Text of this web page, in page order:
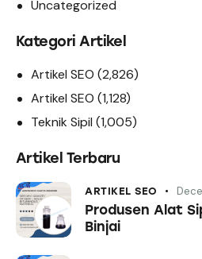
Uncategorized
Kategori Artikel
Artikel SEO (2,826)
Artikel SEO (1,128)
Teknik Sipil (1,005)
Artikel Terbaru
ARTIKEL SEO
Produsen Alat
Binjai